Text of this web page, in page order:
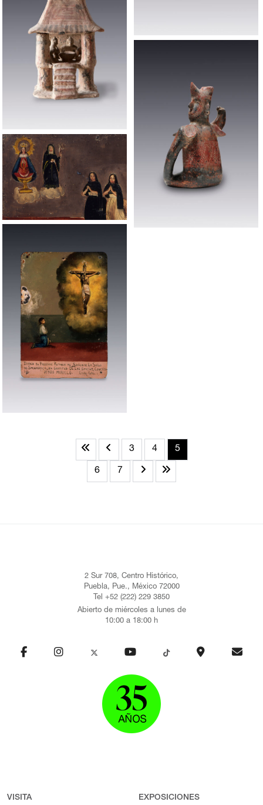
3 4 5
6 7
2 Sur 708, Centro Histórico,
Puebla, Pue., México 72000
Tel +52 (222) 229 3850
Abierto de miércoles a lunes de
10:00 a 18:00 h
VISITA EXPOSICIONES